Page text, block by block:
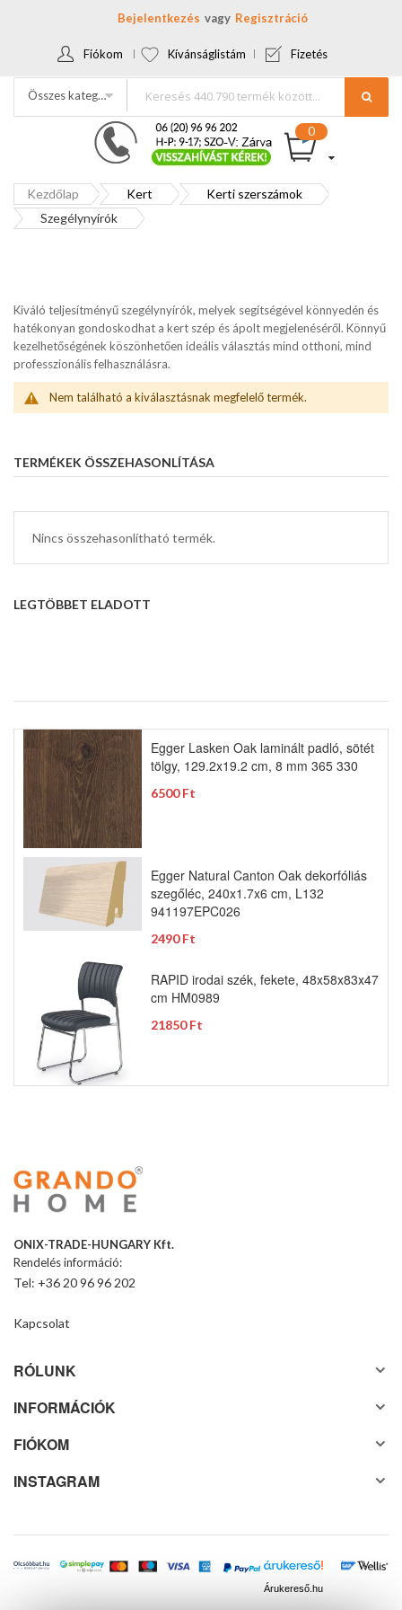
Bejelentkezés Regisztráció
Fiókom Kívánságlistám Fizetés
Összes kategória
Kezdőlap Kert
Kerti szerszámok
Szegélynyírók
Kiváló teljesítményű szegélynyírók, melyek segítségével könnyedén és
hatékonyan gondoskodhat a kert szép és ápolt megjelenéséről. Könnyű
kezelhetőségének köszönhetően ideális választás mind otthoni, mind
professzionális felhasználásra.
Nem található a kiválasztásnak megfelelő termék.
TERMÉKEK ÖSSZEHASONLÍTÁSA
Nincs összehasonlítható termék.
LEGTÖBBET ELADOTT
Egger Lasken Oak laminált padló, sötét
tölgy, 129.2x19.2 cm, 8 mm 365 330
6500 Ft
Egger Natural Canton Oak dekorfóliás
szegőléc, 240x1.7x6 cm, L132
941197EPC026
2490 Ft
RAPID irodai szék, fekete, 48x58x83x47
cm HM0989
21850 Ft
ONIX-TRADE-HUNGARY Kft.
Rendelés információ:
Tel: +36 20 96 96 202
Kapcsolat
RÓLUNK
INFORMÁCIÓK
FIÓKOM
INSTAGRAM
Árukereső.hu